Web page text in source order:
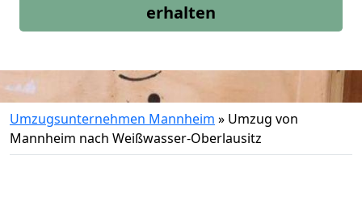
erhalten
Umzugsunternehmen Mannheim » Umzug von
Mannheim nach Weißwasser-Oberlausitz